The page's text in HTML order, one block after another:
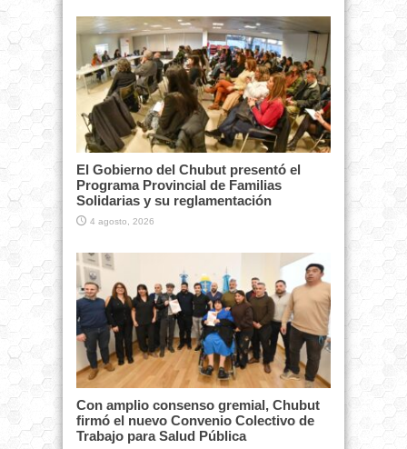
El Gobierno del Chubut presentó el
Programa Provincial de Familias
Solidarias y su reglamentación
4 agosto, 2026
Con amplio consenso gremial, Chubut
firmó el nuevo Convenio Colectivo de
Trabajo para Salud Pública